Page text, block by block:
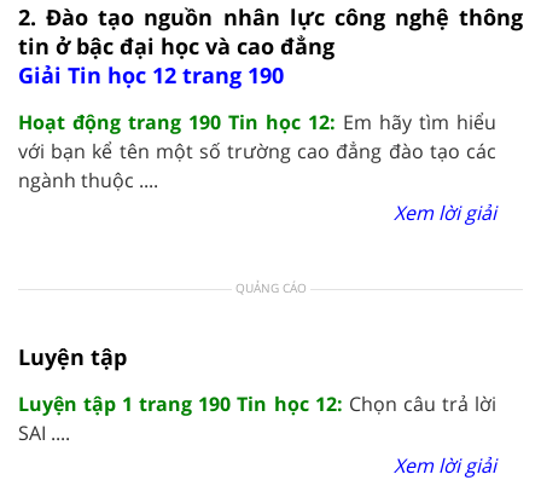
2. Đào tạo nguồn nhân lực công nghệ thông
tin ở bậc đại học và cao đẳng
Giải Tin học 12 trang 190
Hoạt động trang 190 Tin học 12: Em hãy tìm hiểu
với bạn kể tên một số trường cao đẳng đào tạo các
ngành thuộc ....
Xem lời giải
QUẢNG CÁO
Luyện tập
Luyện tập 1 trang 190 Tin học 12: Chọn câu trả lời
SAI ....
Xem lời giải